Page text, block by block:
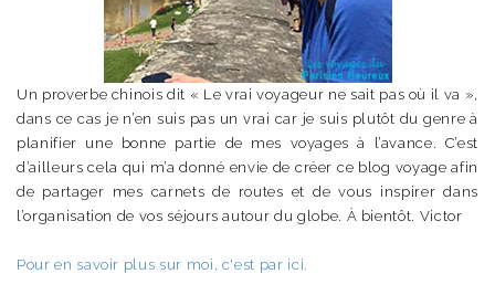
Un proverbe chinois dit « Le vrai voyageur ne sait pas où il va »,
dans ce cas je n’en suis pas un vrai car je suis plutôt du genre à
planifier une bonne partie de mes voyages à l’avance. C’est
d’ailleurs cela qui m’a donné envie de créer ce blog voyage afin
de partager mes carnets de routes et de vous inspirer dans
l’organisation de vos séjours autour du globe. À bientôt. Victor
Pour en savoir plus sur moi, c'est par ici.